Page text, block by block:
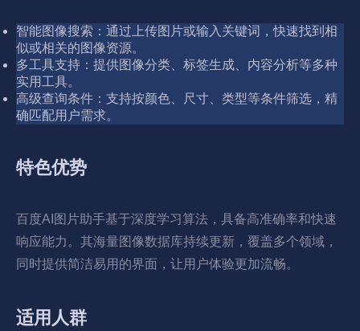
智能图像搜索：通过上传图片或输入关键词，快速找到相
似或相关的图像资源。
多工具支持：提供图像分类、标签生成、内容分析等多种
实用工具。
高级查询条件：支持按颜色、尺寸、类型等条件筛选，精
确匹配用户需求。
特色优势
百度AI图片助手基于深度学习算法，具备高准确率和快速
响应能力。其海量图像数据库持续更新，覆盖多个领域，
同时提供简洁易用的界面，让用户体验更加流畅。
适用人群